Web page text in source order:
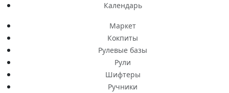
Календарь
Маркет
Кокпиты
Рулевые базы
Рули
Шифтеры
Ручники